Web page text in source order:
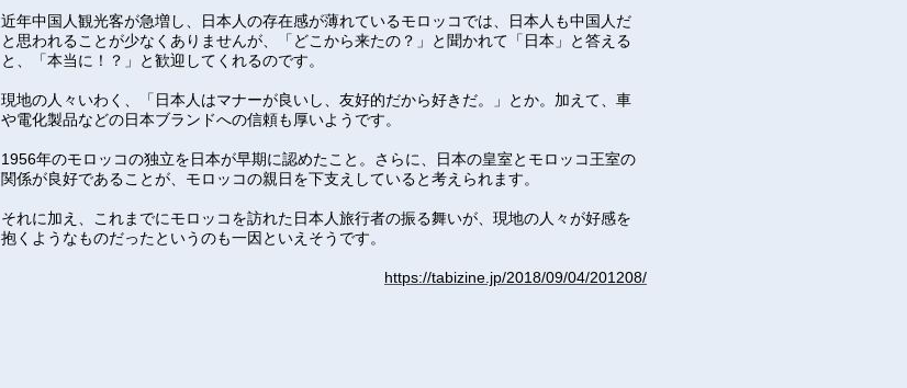
近年中国人観光客が急増し、日本人の存在感が薄れているモロッコでは、日本人も中国人だ
と思われることが少なくありませんが、「どこから来たの？」と聞かれて「日本」と答える
と、「本当に！？」と歓迎してくれるのです。
現地の人々いわく、「日本人はマナーが良いし、友好的だから好きだ。」とか。加えて、車
や電化製品などの日本ブランドへの信頼も厚いようです。
1956年のモロッコの独立を日本が早期に認めたこと。さらに、日本の皇室とモロッコ王室の
関係が良好であることが、モロッコの親日を下支えしていると考えられます。
それに加え、これまでにモロッコを訪れた日本人旅行者の振る舞いが、現地の人々が好感を
抱くようなものだったというのも一因といえそうです。
https://tabizine.jp/2018/09/04/201208/